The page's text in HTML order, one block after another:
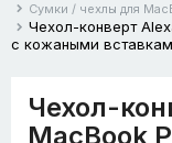
Сумки / чехлы для
Чехол-конверт
с кожаными
Чехол-
MacBook